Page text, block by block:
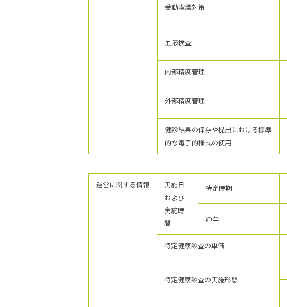
受動喫煙対策
血液検査
内部精度管理
外部精度管理
健診結果の保存や提出における標準
的な電子的様式の使用
運営に関する情報
実施日
および
実施時
間
特定時期
通年
特定健康診査の単価
特定健康診査の実施形態